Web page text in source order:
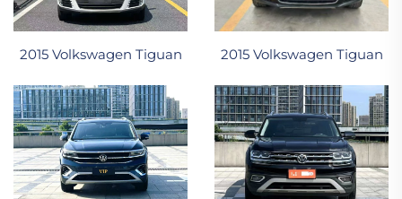
2015 Volkswagen Tiguan 2015 Volkswagen Tiguan